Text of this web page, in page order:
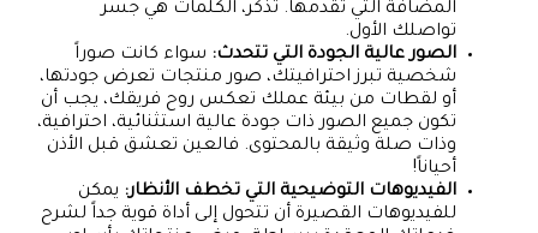
المضافة التي تقدمها. تذكر، الكلمات هي جسر
تواصلك الأول.
الصور عالية الجودة التي تتحدث: سواء كانت صوراً
شخصية تبرز احترافيتك، صور منتجات تعرض جودتها،
أو لقطات من بيئة عملك تعكس روح فريقك، يجب أن
تكون جميع الصور ذات جودة عالية استثنائية، احترافية،
وذات صلة وثيقة بالمحتوى. فالعين تعشق قبل الأذن
أحياناً!
الفيديوهات التوضيحية التي تخطف الأنظار: يمكن
للفيديوهات القصيرة أن تتحول إلى أداة قوية جداً لشرح